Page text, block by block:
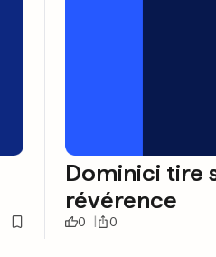
Dominici tire
révérence
0 0